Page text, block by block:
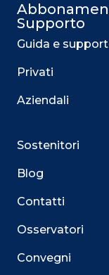
Supporto
Guida e
Privati
Aziendali
Sostenitori
Blog
Contatti
Osservatori
Convegni